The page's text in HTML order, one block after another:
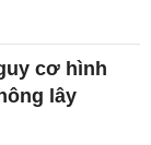
cơ hình
lây